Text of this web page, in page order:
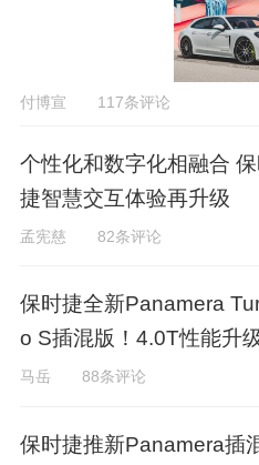
付博宣 117条评论
个性化和数字化相融合
捷智慧交互体验再升级
孟宪慈 82条评论
保时捷全新Panamera
o S插混版！4.0T性能升
马岳 88条评论
保时捷推新Panamera插